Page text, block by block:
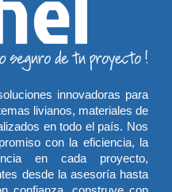
innovadoras para
livianos, materiales de
en todo el país. Nos
con la eficiencia, la
en cada proyecto,
desde la asesoría hasta